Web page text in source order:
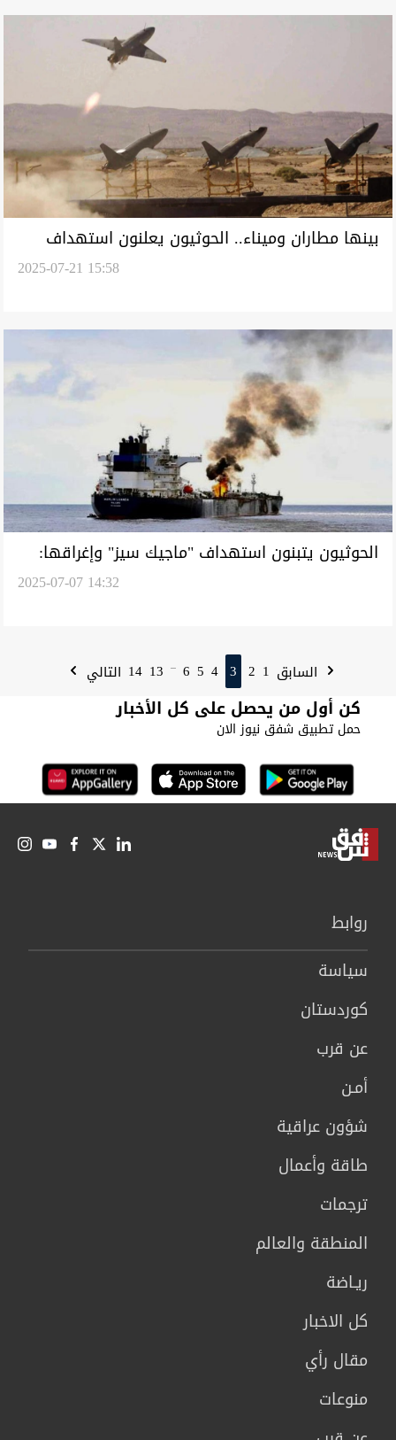
بينها مطاران وميناء.. الحوثيون يعلنون استهداف
2025-07-21 15:58
الحوثيون يتبنون استهداف "ماجيك سيز" وإغراقها:
2025-07-07 14:32
السابق 1
2
3
4
5
6
...
13
14 التالي
كن أول من يحصل على كل الأخبار
حمل تطبيق شفق نيوز الان
روابط
سیاسة
كوردستان
عن قرب
أمـن
شؤون عراقية
طاقة وأعمال
ترجمات
المنطقة والعالم
ريـاضة
كل الاخبار
مقال رأي
منوعات